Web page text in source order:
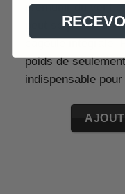
prémunir du vent
peut se porter en
poids de
indispensable